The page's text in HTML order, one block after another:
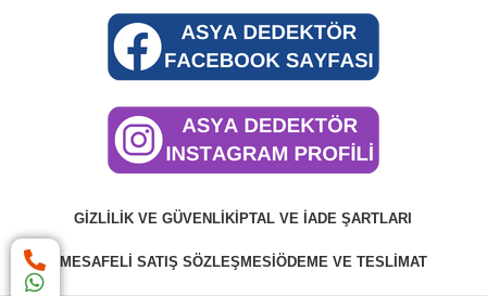
GIZLILIK VE GÜVENLIK İPTAL VE İADE ŞARTLARI
MESAFELI SATIŞ SÖZLEŞMESI ÖDEME VE TESLIMAT